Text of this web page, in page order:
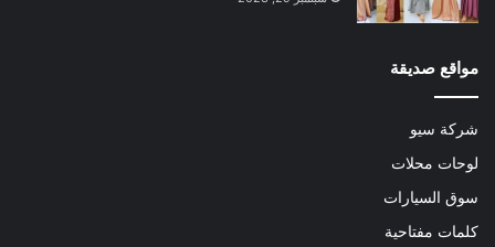
مواقع صديقة
شركة سيو
لوحات محلات
سوق السيارات
كلمات مفتاحية